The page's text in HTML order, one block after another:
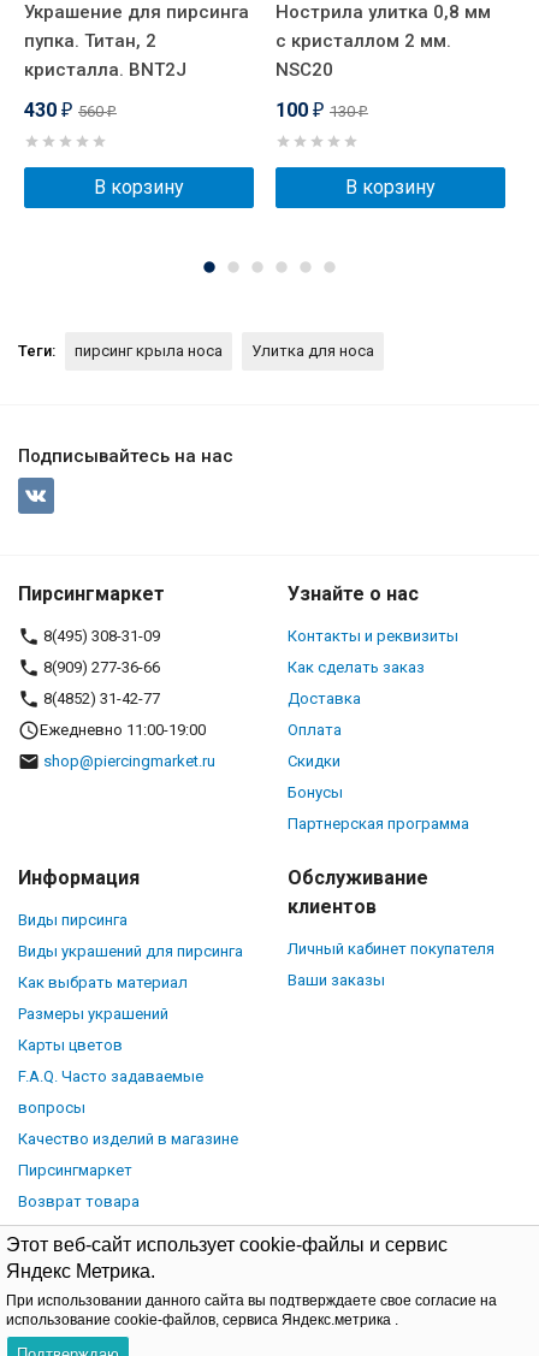
Этот веб-сайт использует cookie-файлы и сервис
Яндекс Метрика.
При использовании данного сайта вы подтверждаете свое согласие на
использование cookie-файлов, сервиса Яндекс.метрика .
Украшение для пирсинга
пупка. Титан, 2
кристалла. BNT2J
430 ₽ 560₽
В корзину
Нострила улитка 0,8 мм
с кристаллом 2 мм.
NSC20
100 ₽ 130₽
В корзину
Теги: пирсинг крыла носа Улитка для носа
Подписывайтесь на нас
Пирсингмаркет
8(495) 308-31-09
8(909) 277-36-66
8(4852) 31-42-77
Ежедневно 11:00-19:00
shop@piercingmarket.ru
Узнайте о нас
Контакты и реквизиты
Как сделать заказ
Доставка
Оплата
Скидки
Бонусы
Партнерская программа
Информация
Виды пирсинга
Виды украшений для пирсинга
Как выбрать материал
Размеры украшений
Карты цветов
F.A.Q. Часто задаваемые
вопросы
Качество изделий в магазине
Пирсингмаркет
Возврат товара
Обслуживание
клиентов
Личный кабинет покупателя
Ваши заказы
© Piercingmarket.ru, 2026.Политика обработки персональных
данных